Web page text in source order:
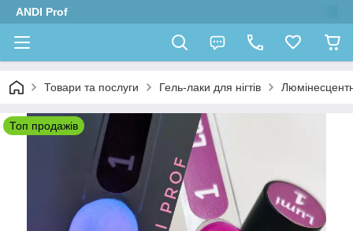
ANDI Prof
Товари та послуги Гель-лаки для нігтів
Топ продажів